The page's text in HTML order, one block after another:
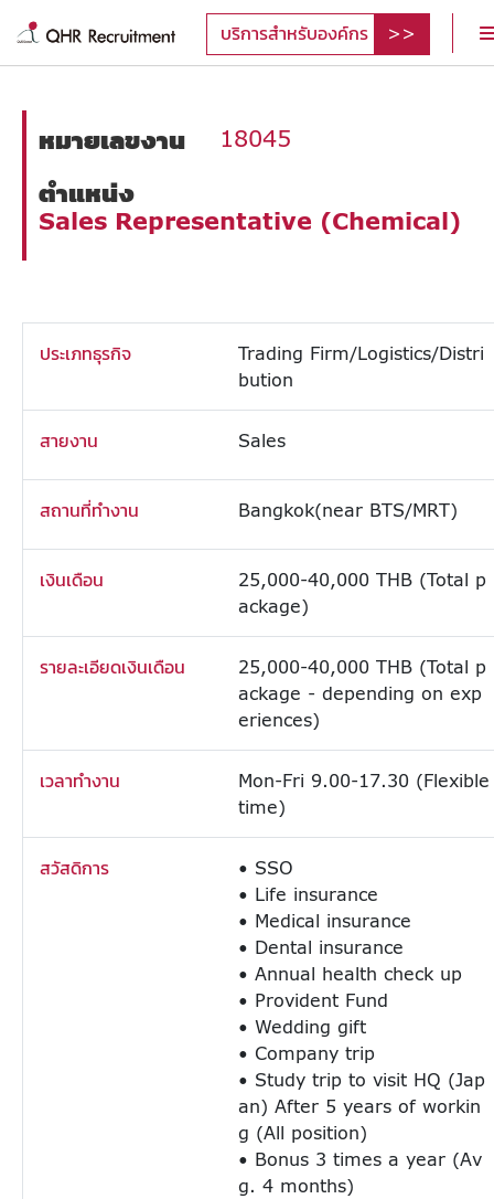
บริการสำหรับองค์กร
หมายเลขงาน 18045
ตำแหน่ง
Sales Representative (Chemical)
ประเภทธุรกิจ
Trading Firm/Logistics/Distri
bution
สายงาน Sales
สถานที่ทำงาน Bangkok(near BTS/MRT)
เงินเดือน
25,000-40,000 THB (Total p
ackage)
รายละเอียดเงินเดือน
25,000-40,000 THB (Total p
ackage - depending on exp
eriences)
เวลาทำงาน
Mon-Fri 9.00-17.30 (Flexible
time)
สวัสดิการ
• SSO
• Life insurance
• Medical insurance
• Dental insurance
• Annual health check up
• Provident Fund
• Wedding gift
• Company trip
• Study trip to visit HQ (Jap
an) After 5 years of workin
g (All position)
• Bonus 3 times a year (Av
g. 4 months)